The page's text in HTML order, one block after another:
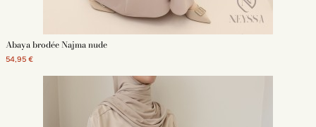
Abaya brodée Najma nude
54,95 €